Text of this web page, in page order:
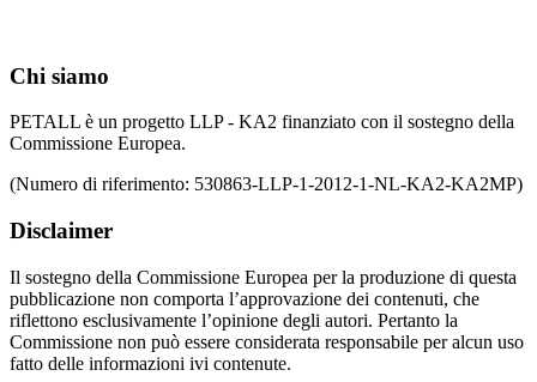
Chi siamo
PETALL è un progetto LLP - KA2 finanziato con il sostegno della
Commissione Europea.
(Numero di riferimento: 530863-LLP-1-2012-1-NL-KA2-KA2MP)
Disclaimer
Il sostegno della Commissione Europea per la produzione di questa
pubblicazione non comporta l’approvazione dei contenuti, che
riflettono esclusivamente l’opinione degli autori. Pertanto la
Commissione non può essere considerata responsabile per alcun uso
fatto delle informazioni ivi contenute.